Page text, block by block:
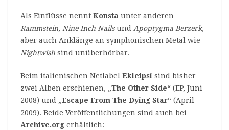
Als Einflüsse nennt Konsta unter anderen
Rammstein, Nine Inch Nailsund Apoptygma Berzerk,
aber auch Anklänge an symphonischen Metal wie
Nightwish sind unüberhörbar.
Beim italienischen Netlabel Ekleipsi sind bisher
zwei Alben erschienen, „The Other Side“ (EP, Juni
2008) und „Escape From The Dying Star“ (April
2009). Beide Veröffentlichungen sind auch bei
Archive.org erhältlich: